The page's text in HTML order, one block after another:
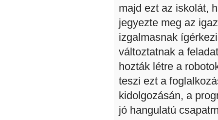
majd ezt az iskolát,
jegyezte meg az
izgalmasnak
változtatnak a
hozták létre a
teszi ezt a
kidolgozásán, a
jó hangulatú